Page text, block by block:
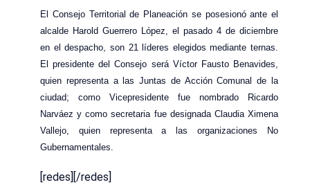
El Consejo Territorial de Planeación se posesionó ante el
alcalde Harold Guerrero López, el pasado 4 de diciembre
en el despacho, son 21 líderes elegidos mediante ternas.
El presidente del Consejo será Víctor Fausto Benavides,
quien representa a las Juntas de Acción Comunal de la
ciudad; como Vicepresidente fue nombrado Ricardo
Narváez y como secretaria fue designada Claudia Ximena
Vallejo, quien representa a las organizaciones No
Gubernamentales.
[redes][/redes]